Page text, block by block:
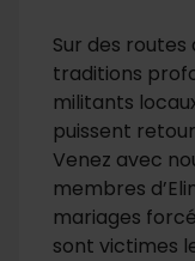
Sur des
traditions
militants
puissent
Venez avec
membres
mariages
sont victimes